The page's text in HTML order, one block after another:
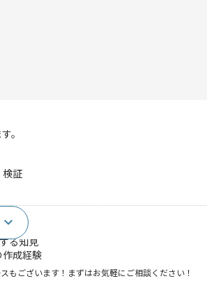
。
検証
る知見
作成経験
もございます！まずはお気軽にご相談ください！